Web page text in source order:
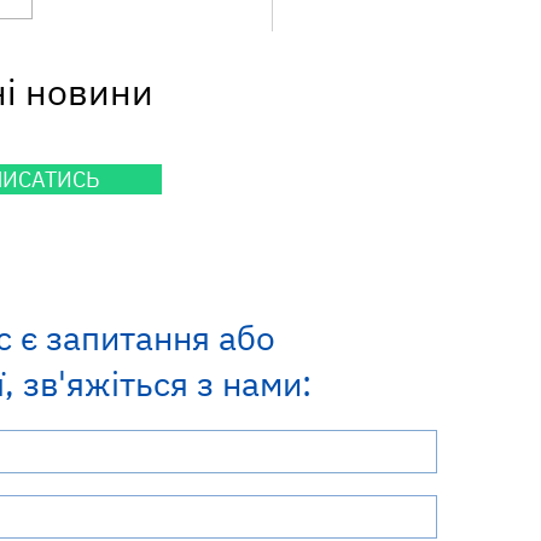
говорили про
гепатити на робочих
новини
є запитання або
зв'яжіться з нами: